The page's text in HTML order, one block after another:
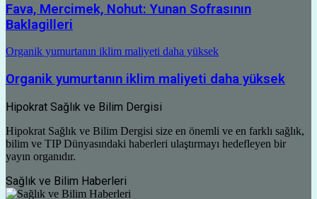
Fava, Mercimek, Nohut: Yunan Sofrasının
Baklagilleri
Organik yumurtanın iklim maliyeti daha yüksek
Organik yumurtanın iklim maliyeti daha yüksek
Hipokrat Sağlık ve Bilim Dergisi
Hipokrat Sağlık ve Bilim Dergisi size en önemli ve en farklı sağlık,
bilim ve TIP Dünyasındaki haberleri ulaştırmayı hedefleyen bir
yayın organıdır.
Sağlık ve Bilim Haberleri